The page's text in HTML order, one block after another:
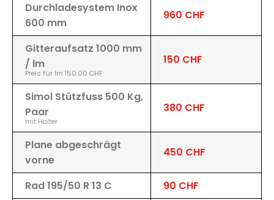
Durchladesystem Inox
600 mm
960 CHF
Gitteraufsatz 1000 mm
/ lm
Preis für lm 150.00 CHF
150 CHF
Simol Stützfuss 500 Kg,
Paar
mit Halter
380 CHF
Plane abgeschrägt
vorne
450 CHF
Rad 195/50 R 13 C 90 CHF